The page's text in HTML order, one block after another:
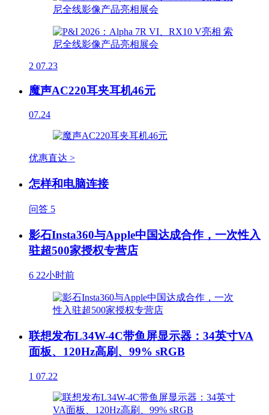
2 07.23
魔声AC220耳夹耳机46元
07.24
优惠直达 >
怎样和电脑连接
问答 5
影石Insta360与Apple中国达成合作，一次性入
驻超500家授权专营店
6 22小时前
联想发布L34W-4C带鱼屏显示器：34英寸VA
面板、120Hz高刷、99% sRGB
1 07.22